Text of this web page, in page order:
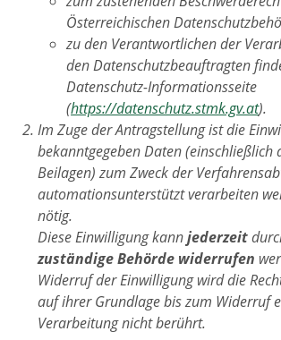
Österreichischen
zu den Verantwortlichen der
den Datenschutzbeauftragten
Datenschutz-Informationsseite
(https://datenschutz.stmk.gv.at).
Im Zuge der Antragstellung ist die
bekanntgegeben Daten (einschließlich
Beilagen) zum Zweck der
automationsunterstützt verarbeiten
nötig.
Diese Einwilligung kannjederzeit
zuständige Behörde widerrufen
Widerruf der Einwilligung wird die
auf ihrer Grundlage bis zum Widerruf
Verarbeitung nicht berührt.